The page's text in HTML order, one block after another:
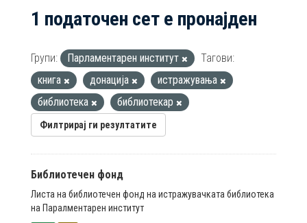
1 податочен сет е пронајден
Групи: Парламентарен институт
Тагови:
книга
донација
истражувања
библиотека
библиотекар
Филтрирај ги резултатите
Библиотечен фонд
Листа на библиотечен фонд на истражувачката библиотека
на Паралментарен институт